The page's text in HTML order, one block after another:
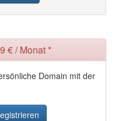
€ / Monat *
Domain mit der